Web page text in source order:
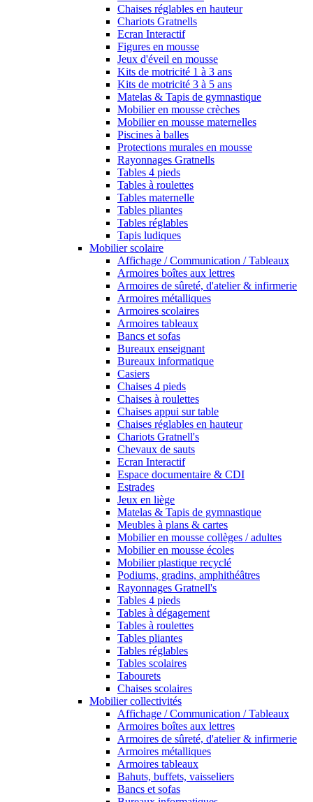
Chaises réglables en hauteur
Chariots Gratnells
Ecran Interactif
Figures en mousse
Jeux d'éveil en mousse
Kits de motricité 1 à 3 ans
Kits de motricité 3 à 5 ans
Matelas & Tapis de gymnastique
Mobilier en mousse crèches
Mobilier en mousse maternelles
Piscines à balles
Protections murales en mousse
Rayonnages Gratnells
Tables 4 pieds
Tables à roulettes
Tables maternelle
Tables pliantes
Tables réglables
Tapis ludiques
Mobilier scolaire
Affichage / Communication / Tableaux
Armoires boîtes aux lettres
Armoires de sûreté, d'atelier & infirmerie
Armoires métalliques
Armoires scolaires
Armoires tableaux
Bancs et sofas
Bureaux enseignant
Bureaux informatique
Casiers
Chaises 4 pieds
Chaises à roulettes
Chaises appui sur table
Chaises réglables en hauteur
Chariots Gratnell's
Chevaux de sauts
Ecran Interactif
Espace documentaire & CDI
Estrades
Jeux en liège
Matelas & Tapis de gymnastique
Meubles à plans & cartes
Mobilier en mousse collèges / adultes
Mobilier en mousse écoles
Mobilier plastique recyclé
Podiums, gradins, amphithéâtres
Rayonnages Gratnell's
Tables 4 pieds
Tables à dégagement
Tables à roulettes
Tables pliantes
Tables réglables
Tables scolaires
Tabourets
Chaises scolaires
Mobilier collectivités
Affichage / Communication / Tableaux
Armoires boîtes aux lettres
Armoires de sûreté, d'atelier & infirmerie
Armoires métalliques
Armoires tableaux
Bahuts, buffets, vaisseliers
Bancs et sofas